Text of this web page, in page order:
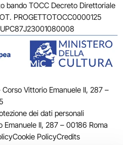
bando TOCC Decreto Direttoriale
PROGETTOTOCC0000125
Vittorio Emanuele II, 287 –
dei dati personali
Emanuele II, 287 – 00186 Roma
Cookie PolicyCredits